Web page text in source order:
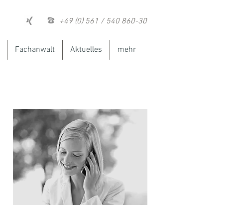
+49 (0) 561 / 540 860-30
Fachanwalt Aktuelles mehr